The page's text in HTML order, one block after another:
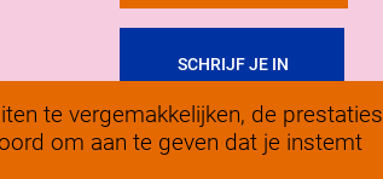
SCHRIJF JE IN
© 2025, SoLow
te vergemakkelijken, de prestaties
om aan te geven dat je instemt